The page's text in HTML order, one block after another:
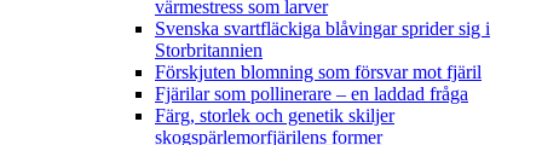
värmestress som larver
Svenska svartfläckiga blåvingar sprider sig i
Storbritannien
Förskjuten blomning som försvar mot fjäril
Fjärilar som pollinerare – en laddad fråga
Färg, storlek och genetik skiljer
skogspärlemorfjärilens former